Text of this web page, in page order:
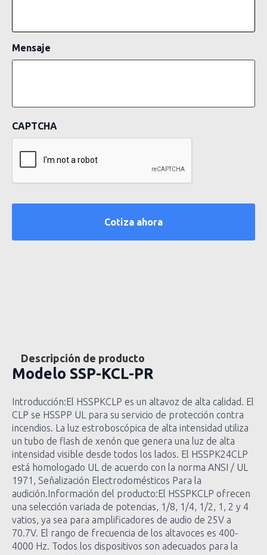
Mensaje
CAPTCHA
Descripción de producto
Modelo SSP-KCL-PR
Introducción:El HSSPKCLP es un altavoz de alta calidad. El
CLP se HSSPP UL para su servicio de protección contra
incendios. La luz estroboscópica de alta intensidad utiliza
un tubo de flash de xenón que genera una luz de alta
intensidad visible desde todos los lados. El HSSPK24CLP
está homologado UL de acuerdo con la norma ANSI / UL
1971, Señalización Electrodomésticos Para la
audición.Información del producto:El HSSPKCLP ofrecen
una selección variada de potencias, 1/8, 1/4, 1/2, 1, 2 y 4
vatios, ya sea para amplificadores de audio de 25V a
70.7V. El rango de frecuencia de los altavoces es 400-
4000 Hz. Todos los dispositivos son adecuados para la